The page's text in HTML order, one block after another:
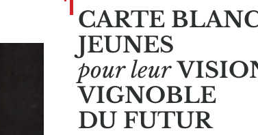
CARTE
JEUNES
pour leur
VIGNOBLE
DU FUTUR